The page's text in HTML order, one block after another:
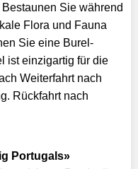
Sie während
Flora und Fauna
Sie eine Burel-
ist einzigartig für die
Weiterfahrt nach
Rückfahrt nach
Portugals»